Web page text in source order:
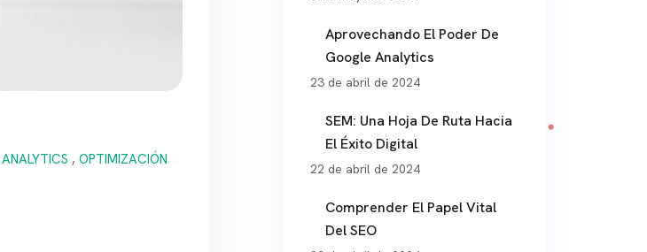
, OPTIMIZACIÓN
Aprovechando El Poder De
Google Analytics
23 de abril de 2024
SEM: Una Hoja De Ruta Hacia
El Éxito Digital
22 de abril de 2024
Comprender El Papel Vital
Del SEO